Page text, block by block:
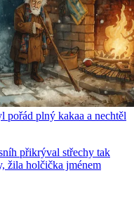
pořád plný kakaa a nechtěl
přikrýval střechy tak
žila holčička jménem